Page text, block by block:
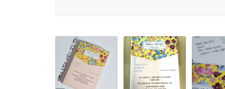
있다는 용기가 생겼고, 내 아이에게 좋은 본보기
다.
--- p.371 「옮긴이의 말」 중에서
애디슨, 레이디(lady)가 아닌
레전드(legend)가 되어라.